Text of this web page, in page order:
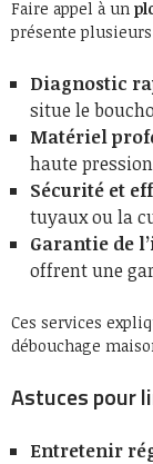
Faire appel à un
présente plusieurs
Diagnostic
situe le
Matériel
haute
Sécurité et
tuyaux ou la
Garantie de
offrent une
Ces services
débouchage
Astuces pour
Entretenir